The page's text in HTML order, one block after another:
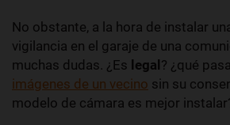
No obstante, a la hora de instalar
vigilancia en el garaje de una
muchas dudas. ¿Es legal ? ¿qué
imágenes de un vecino sin su
modelo de cámara es mejor